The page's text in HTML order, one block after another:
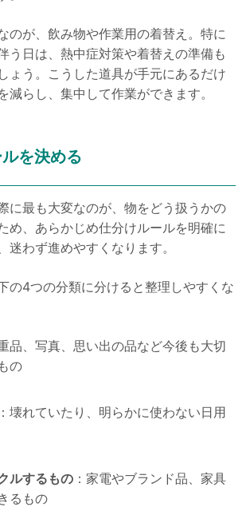
のが、飲み物や作業用の着替え。特に
う日は、熱中症対策や着替えの準備も
ょう。こうした道具が手元にあるだけ
減らし、集中して作業ができます。
を決める
に最も大変なのが、物をどう扱うかの
め、あらかじめ仕分けルールを明確に
迷わず進めやすくなります。
の4つの分類に分けると整理しやすくな
品、写真、思い出の品など今後も大切
の
壊れていたり、明らかに使わない日用
ルするもの：家電やブランド品、家具
るもの